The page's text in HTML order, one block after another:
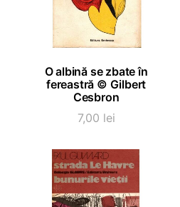
ADAUGĂ ÎN COȘ
O albină se zbate în
fereastră © Gilbert
Cesbron
7,00 lei